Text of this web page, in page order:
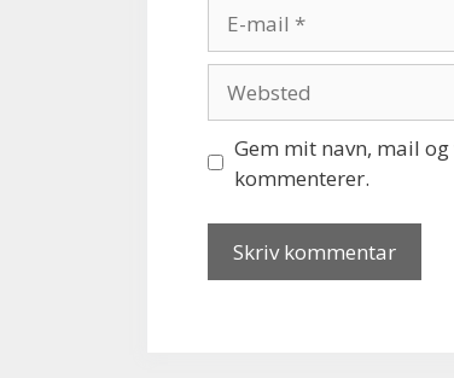
mail
Gem mit navn, mail
kommenterer.